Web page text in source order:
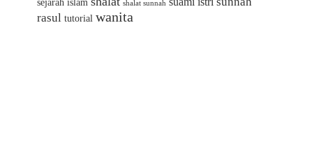
shalat sunnah
rasul tutorial wanita